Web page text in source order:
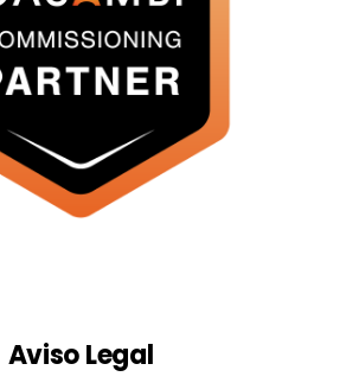
Aviso Legal